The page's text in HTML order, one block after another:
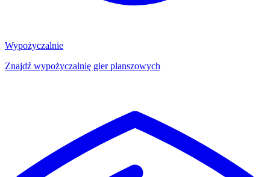
Wypożyczalnie
Znajdź wypożyczalnię gier planszowych